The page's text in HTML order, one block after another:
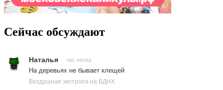
Сейчас обсуждают
Наталья час назад
На деревьях не бывает клещей
Воздушная экотропа на ВДНХ